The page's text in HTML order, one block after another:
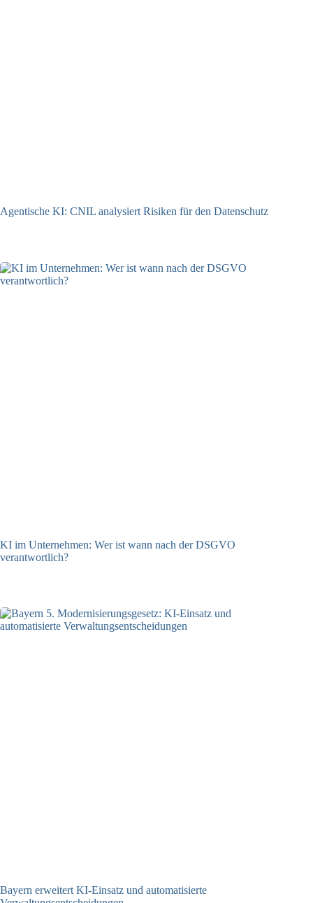
Agentische KI: CNIL analysiert Risiken für den Datenschutz
KI im Unternehmen: Wer ist wann nach der DSGVO
verantwortlich?
Bayern erweitert KI-Einsatz und automatisierte